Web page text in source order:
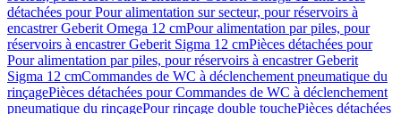
détachées pour Pour alimentation sur secteur, pour réservoirs à
encastrer Geberit Omega 12 cmPour alimentation par piles, pour
réservoirs à encastrer Geberit Sigma 12 cmPièces détachées pour
Pour alimentation par piles, pour réservoirs à encastrer Geberit
Sigma 12 cmCommandes de WC à déclenchement pneumatique du
rinçagePièces détachées pour Commandes de WC à déclenchement
pneumatique du rinçagePour rinçage double touchePièces détachées